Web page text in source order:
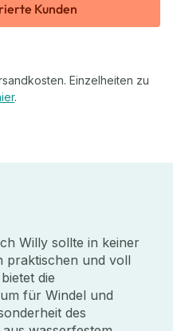
Kunden
Einzelheiten zu
.
Willy sollte in keiner
praktischen und voll
die
für Windel und
des